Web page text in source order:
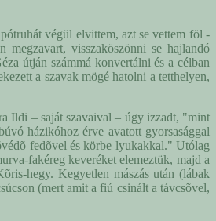
végül elvittem, azt se vettem föl -
visszaköszönni se hajlandó
útján számmá konvertálni és a célban
a szavak mögé hatolni a tetthelyen,
Ildi – saját szavaival – úgy izzadt, "mint
házikóhoz érve avatott gyorsasággal
fedõvel és körbe lyukakkal." Utólag
fakéreg keveréket elemeztük, majd a
hegy. Kegyetlen mászás után (lábak
(mert amit a fiú csinált a távcsõvel,